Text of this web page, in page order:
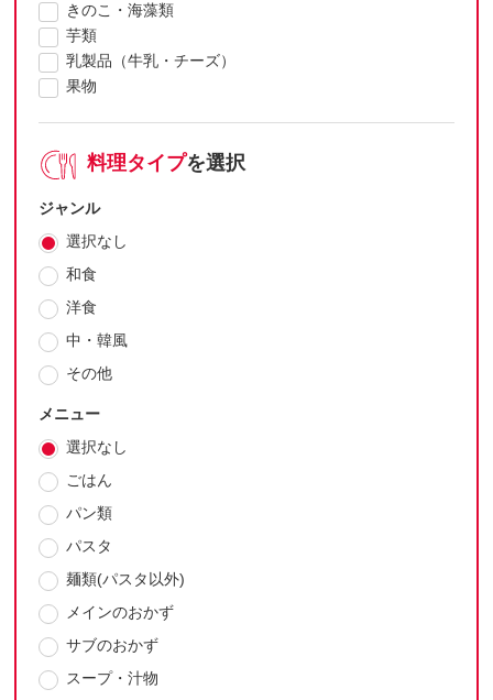
きのこ・海藻類
芋類
乳製品（牛乳・チーズ）
果物
料理タイプを選択
ジャンル
選択なし
和食
洋食
中・韓風
その他
メニュー
選択なし
ごはん
パン類
パスタ
麺類(パスタ以外)
メインのおかず
サブのおかず
スープ・汁物